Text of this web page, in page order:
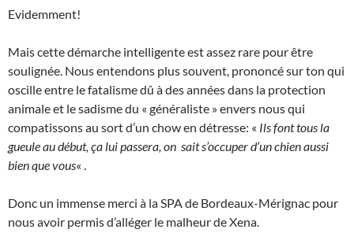
Evidemment!
Mais cette démarche intelligente est assez rare pour être
soulignée. Nous entendons plus souvent, prononcé sur ton qui
oscille entre le fatalisme dû à des années dans la protection
animale et le sadisme du « généraliste » envers nous qui
compatissons au sort d’un chow en détresse: « Ils font tous la
gueule au début, ça lui passera, on sait s’occuper d’un chien aussi
bien que vous« .
Donc un immense merci à la SPA de Bordeaux-Mérignac pour
nous avoir permis d’alléger le malheur de Xena.